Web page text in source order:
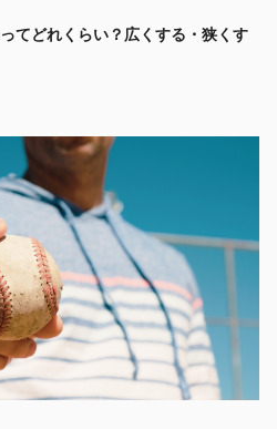
てどれくらい？広くする・狭くす